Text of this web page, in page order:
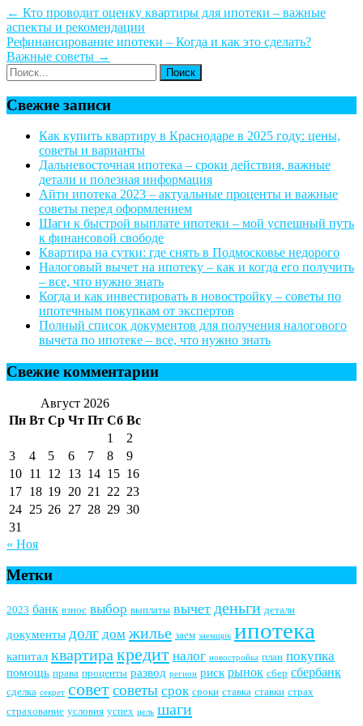
← Кто проводит оценку квартиры для ипотеки – важные
аспекты и рекомендации
Рефинансирование ипотеки – Когда и как это сделать?
Важные советы →
Свежие записи
Как купить квартиру в Краснодаре в 2025 году: цены,
советы и варианты
Дальневосточная ипотека – сроки действия, важные
детали и полезная информация
Айти ипотека 2023 – актуальные проценты и важные
советы перед оформлением
Шаги к быстрой выплате ипотеки – мой успешный путь
к финансовой свободе
Квартира на сутки: где снять в Подмосковье недорого
Налоговый вычет на ипотеку – как и когда его получить
– все, что нужно знать
Когда и как инвестировать в новостройку – советы по
ипотечным покупкам от экспертов
Полный список документов для получения налогового
вычета по ипотеке – все, что нужно знать
Свежие комментарии
Август 2026
Пн Вт Ср Чт Пт Сб Вс
1
2
3
4 5 6 7 8
9
10 11 12 13 14 15 16
17 18 19 20 21 22 23
24 25 26 27 28 29 30
31
« Ноя
Метки
2023 банк взнос выбор выплаты вычет деньги детали
документы долг дом жилье заем заемщик ипотека
капитал квартира кредит налог новостройка план покупка
помощь права проценты развод регион риск рынок сбер сбербанк
сделка секрет советсоветы срок сроки ставка ставки страх
страхование условия успех цель шаги